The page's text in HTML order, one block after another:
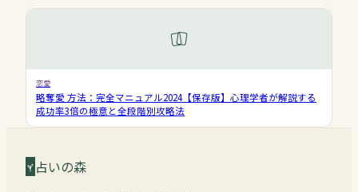
恋愛
略奪愛 方法：完全マニュアル2024【保存版】心理学者が解説する
成功率3倍の極意と全段階別攻略法
占いの森